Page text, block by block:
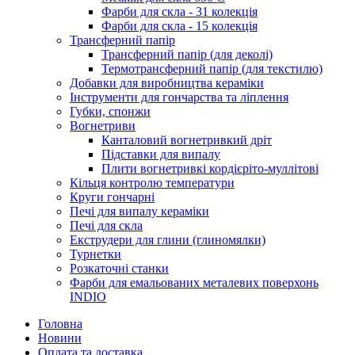
Фарби для скла - 31 колекція
Фарби для скла - 15 колекція
Трансферний папір
Трансферний папір (для деколі)
Термотрансферний папір (для текстилю)
Добавки для виробництва кераміки
Інструменти для гончарства та ліплення
Губки, спонжи
Вогнетриви
Канталовий вогнетривкий дріт
Підставки для випалу
Плити вогнетривкі кордієріто-муллітові
Кільця контролю температури
Круги гончарні
Печі для випалу кераміки
Печі для скла
Екструдери для глини (глиномялки)
Турнетки
Розкаточні станки
Фарби для емальованих металевих поверхонь
INDIO
Головна
Новини
Оплата та доставка